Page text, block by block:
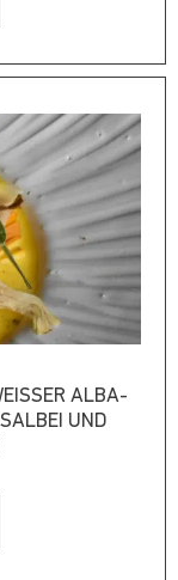
ALBA-T
UND C